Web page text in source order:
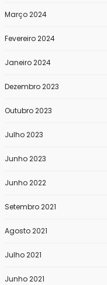
Março 2024
Fevereiro 2024
Janeiro 2024
Dezembro 2023
Outubro 2023
Julho 2023
Junho 2023
Junho 2022
Setembro 2021
Agosto 2021
Julho 2021
Junho 2021